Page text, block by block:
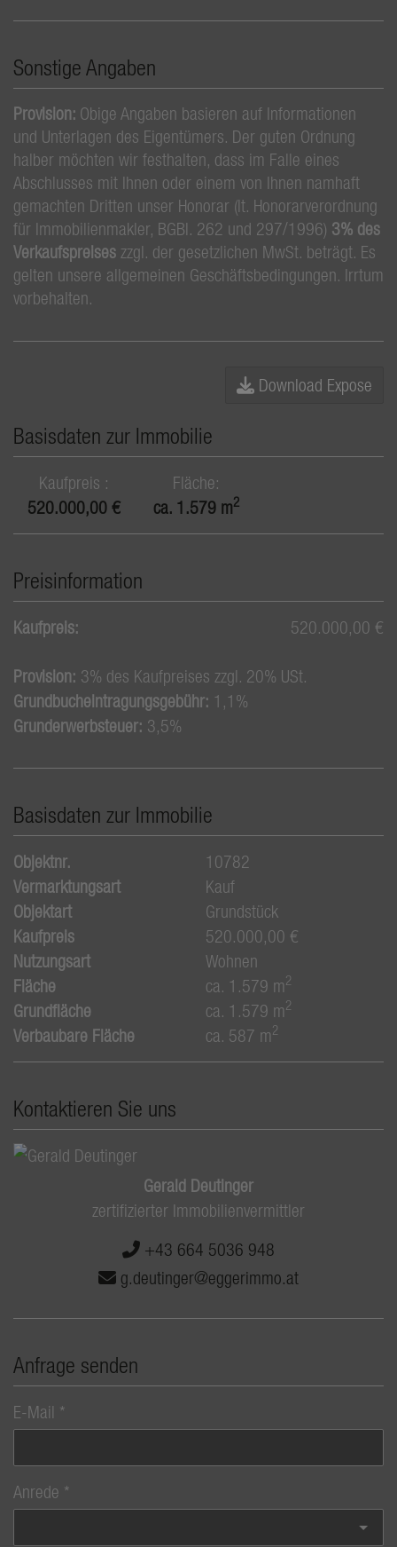
Sonstige Angaben
Provision: Obige Angaben basieren auf Informationen
und Unterlagen des Eigentümers. Der guten Ordnung
halber möchten wir festhalten, dass im Falle eines
Abschlusses mit Ihnen oder einem von Ihnen namhaft
gemachten Dritten unser Honorar (lt. Honorarverordnung
für Immobilienmakler, BGBl. 262 und 297/1996) 3% des
Verkaufspreises zzgl. der gesetzlichen MwSt. beträgt. Es
gelten unsere allgemeinen Geschäftsbedingungen. Irrtum
vorbehalten.
Download Expose
Basisdaten zur Immobilie
Kaufpreis
520.000,00 €
Fläche
ca. 1.579 m2
Preisinformation
Kaufpreis: 520.000,00 €
Provision: 3% des Kaufpreises zzgl. 20% USt.
Grundbucheintragungsgebühr: 1,1%
Grunderwerbsteuer: 3,5%
Basisdaten zur Immobilie
Objektnr.
10782
Vermarktungsart
Kauf
Objektart
Grundstück
Kaufpreis
520.000,00 €
Nutzungsart
Wohnen
Fläche
ca. 1.579 m2
Grundfläche ca. 1.579 m2
Verbaubare Fläche ca. 587 m2
Kontaktieren Sie uns
Gerald Deutinger
zertifizierter Immobilienvermittler
+43 664 5036 948
g.deutinger@eggerimmo.at
Anfrage senden
E-Mail
Anrede